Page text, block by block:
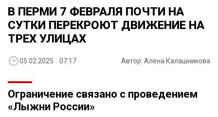
В ПЕРМИ 7 ФЕВРАЛЯ ПОЧТИ НА
СУТКИ ПЕРЕКРОЮТ ДВИЖЕНИЕ НА
ТРЕХ УЛИЦАХ
05.02.2025 07:17 Автор: Алена Калашникова
Ограничение связано с проведением
«Лыжни России»